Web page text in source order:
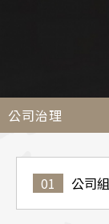
公司治理
01 公司